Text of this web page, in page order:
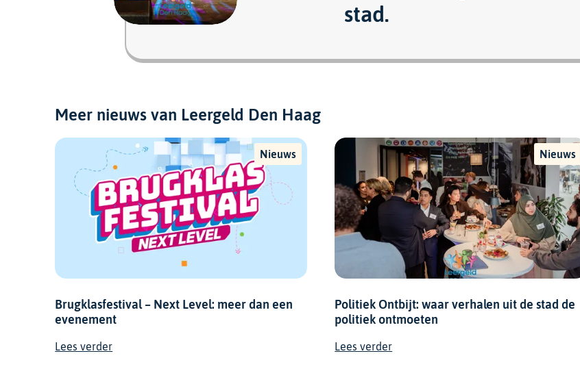
stad.
Meer nieuws van Leergeld Den Haag
Nieuws
Brugklasfestival – Next Level: meer dan een
evenement
Lees verder
Nieuws
Politiek Ontbijt: waar verhalen uit de stad de
politiek ontmoeten
Lees verder